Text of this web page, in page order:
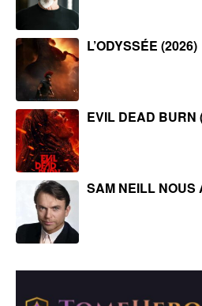
L’ODYSSÉE (2026)
EVIL DEAD BURN
SAM NEILL NOUS